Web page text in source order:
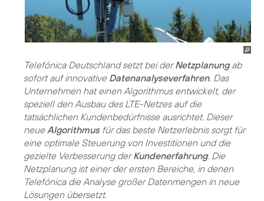
Telefónica Deutschland setzt bei derNetzplanungab
sofort auf innovative Datenanalyseverfahren. Das
Unternehmen hat einen Algorithmus entwickelt, der
speziell den Ausbau des LTE-Netzes auf die
tatsächlichen Kundenbedürfnisse ausrichtet. Dieser
neueAlgorithmusfür das beste Netzerlebnis sorgt für
eine optimale Steuerung von Investitionen und die
gezielte Verbesserung derKundenerfahrung. Die
Netzplanung ist einer der ersten Bereiche, in denen
Telefónica die Analyse großer Datenmengen in neue
Lösungen übersetzt.